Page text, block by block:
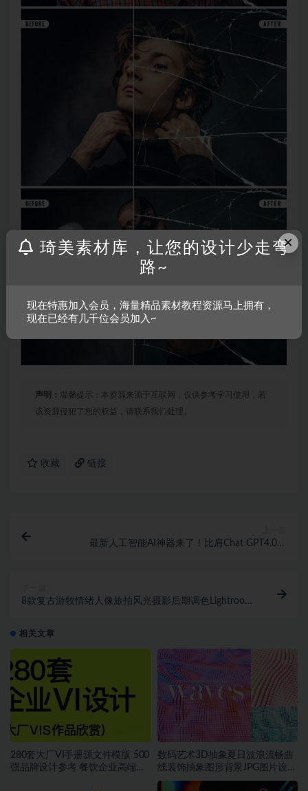
声明： 温馨提示：本资源来源于互联网，仅供参考学习使用，若
该资源侵犯了您的权益，请联系我们处理。
收藏 链接
最新人工智能AI神器来了！比肩Chat GPT4.0和
8款复古游牧情绪人像旅拍风光摄影后期调色Lightroom
相关文章
280套大厂VI手册源文件模版 500
强品牌设计参考 餐饮企业高端矢
数码艺术3D抽象夏日波浪流畅曲
线装饰抽象图形背景JPG图片设计
素材
×
琦美素材库，让您的设计少走弯
路~
现在特惠加入会员，海量精品素材教程资源马上拥有，
现在已经有几千位会员加入~